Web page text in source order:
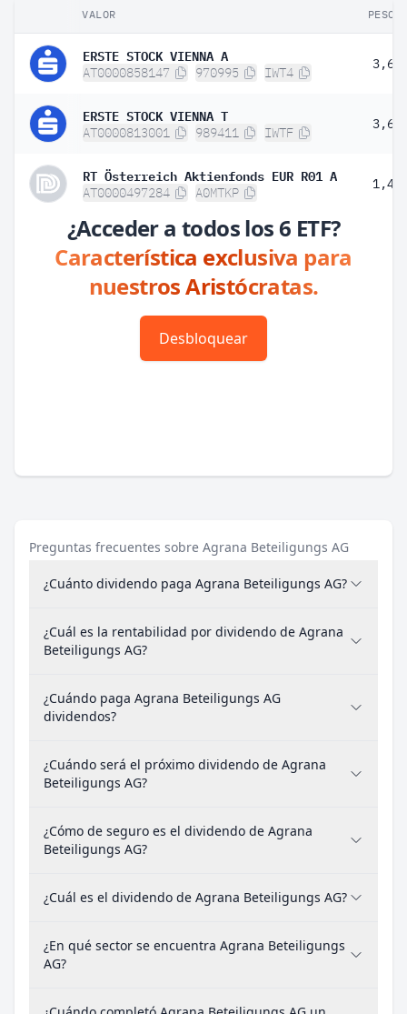
VALOR PESO
ERSTE STOCK VIENNA A
AT0000858147 970995 IWT4
3,62
ERSTE STOCK VIENNA T
AT0000813001 989411 IWTF
3,62
RT Österreich Aktienfonds EUR R01 A
AT0000497284 A0MTKP
1,47
¿Acceder a todos los 6 ETF?
Característica exclusiva para
nuestros Aristócratas.
Desbloquear
Preguntas frecuentes sobre Agrana Beteiligungs AG
¿Cuánto dividendo paga Agrana Beteiligungs AG?
¿Cuál es la rentabilidad por dividendo de Agrana
Beteiligungs AG?
¿Cuándo paga Agrana Beteiligungs AG
dividendos?
¿Cuándo será el próximo dividendo de Agrana
Beteiligungs AG?
¿Cómo de seguro es el dividendo de Agrana
Beteiligungs AG?
¿Cuál es el dividendo de Agrana Beteiligungs AG?
¿En qué sector se encuentra Agrana Beteiligungs
AG?